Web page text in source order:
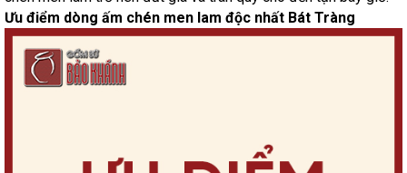
Ưu điểm dòng ấm chén men lam độc nhất Bát Tràng